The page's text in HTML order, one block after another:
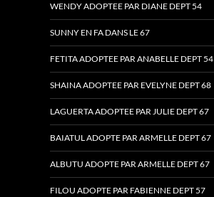
WENDY ADOPTEE PAR DIANE DEPT 54
SUNNY EN FA DANS LE 67
FETITA ADOPTEE PAR ANABELLE DEPT 54
SHAINA ADOPTEE PAR EVELYNE DEPT 68
LAGUERTA ADOPTEE PAR JULIE DEPT 67
BAIATUL ADOPTE PAR ARMELLE DEPT 67
ALBUTU ADOPTE PAR ARMELLE DEPT 67
FILOU ADOPTE PAR FABIENNE DEPT 57